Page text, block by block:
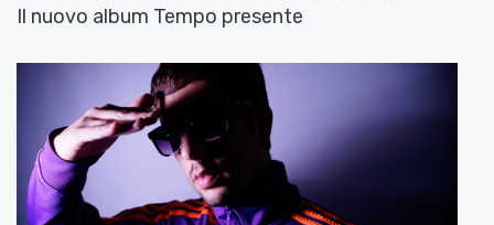
Il nuovo album Tempo presente